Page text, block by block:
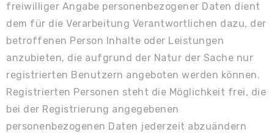
freiwilliger Angabe personenbezogener Daten dient
dem für die Verarbeitung Verantwortlichen dazu, der
betroffenen Person Inhalte oder Leistungen
anzubieten, die aufgrund der Natur der Sache nur
registrierten Benutzern angeboten werden können.
Registrierten Personen steht die Möglichkeit frei, die
bei der Registrierung angegebenen
personenbezogenen Daten jederzeit abzuändern